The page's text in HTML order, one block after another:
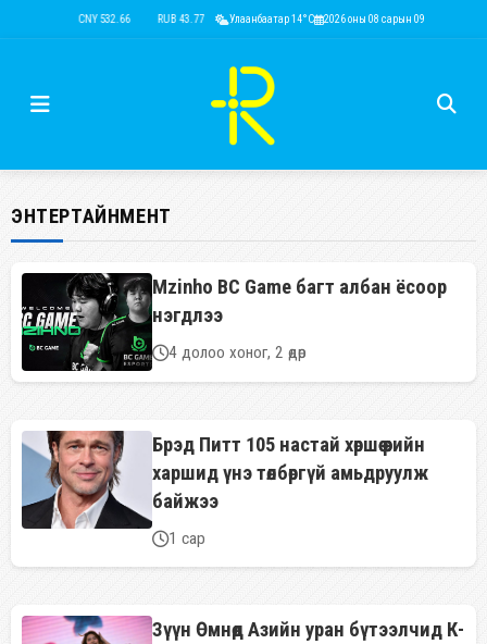
CNY 532.66 RUB 43.77 EUR 4,141.04 KRW 2.53 USD 3,593.87
Улаанбаатар 14°C 2026 оны 08 сарын 09
ЭНТЕРТАЙНМЕНТ
Mzinho BC Game багт албан ёсоор
нэгдлээ
4 долоо хоног, 2 өдөр
Брэд Питт 105 настай хөршөө өөрийн
харшид үнэ төлбөргүй амьдруулж
байжээ
1 сар
Зүүн Өмнөд Азийн уран бүтээлчид К-